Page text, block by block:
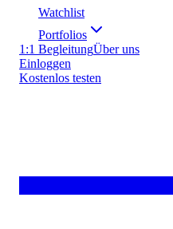
Watchlist
Portfolios
1:1 BegleitungÜber uns
Einloggen
Kostenlos testen